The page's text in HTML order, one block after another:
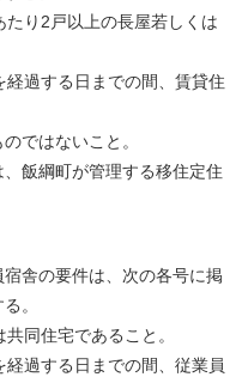
り2戸以上の長屋若しくは
過する日までの間、賃貸住
ではないこと。
飯綱町が管理する移住定住
舎の要件は、次の各号に掲
。
同住宅であること。
過する日までの間、従業員